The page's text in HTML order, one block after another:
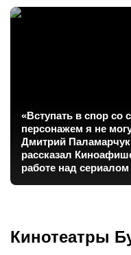
«Вступать в спор со
персонажем я не
Дмитрий Паламарчук
рассказал
работе над
Кинотеатры